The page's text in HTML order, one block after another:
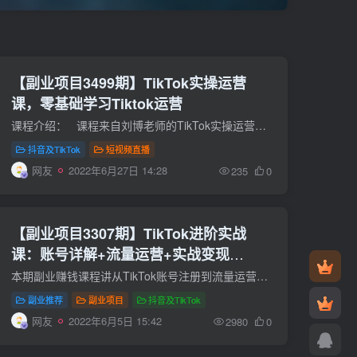
【副业项目3499期】TikTok实操运营
课，零基础学习Tiktok运营
课程介绍： 课程来自刘博老师的TikTok实操运营课。手把手账号实战，提供Tiktok账号网络环节一站式解决方案。专业指导，解决0播放问题。各种最新变现玩法模式，适合零基础Tiktok新人，跨...
抖音及TikTok 短视频直播
网友 2022年6月27日 14:28 235 0
【副业项目3307期】TikTok进阶实战
课：账号详解+流量运营+实战变现
(tiktok怎么运营)
本期副业赚钱课程讲从TikTok账号注册到流量运营再到实战变现，只要学完这一套课程，你就可以彻底掌握TikTok赚钱的流量密码。 您将收获： 精准定位：通过要素分析和四个步骤来垂直定位 原理解析...
副业推荐 副业项目 抖音及TikTok
网友 2022年6月5日 15:42 2980 0